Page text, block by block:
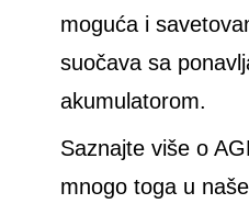
moguća i
suočava sa
akumulatorom.
Saznajte više o
mnogo toga u